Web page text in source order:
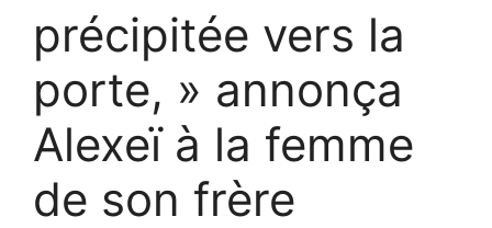
précipitée vers la
porte, » annonça
Alexeï à la femme
de son frère